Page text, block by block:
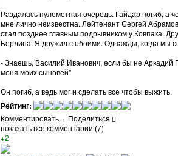
Раздалась пулеметная очередь. Гайдар погиб, а
мне лично неизвестна. Лейтенант Сергей
стал позднее главным подрывником у Ковпака.
Берлина. Я дружил с обоими. Однажды, когда мы
- Знаешь, Василий Иванович, если бы не Аркадий
меня моих сыновей"
Он погиб, а ведь мог и сделать все чтобы выжить.
Рейтинг:
Комментировать · Поделиться
показать все комментарии (7)
+2